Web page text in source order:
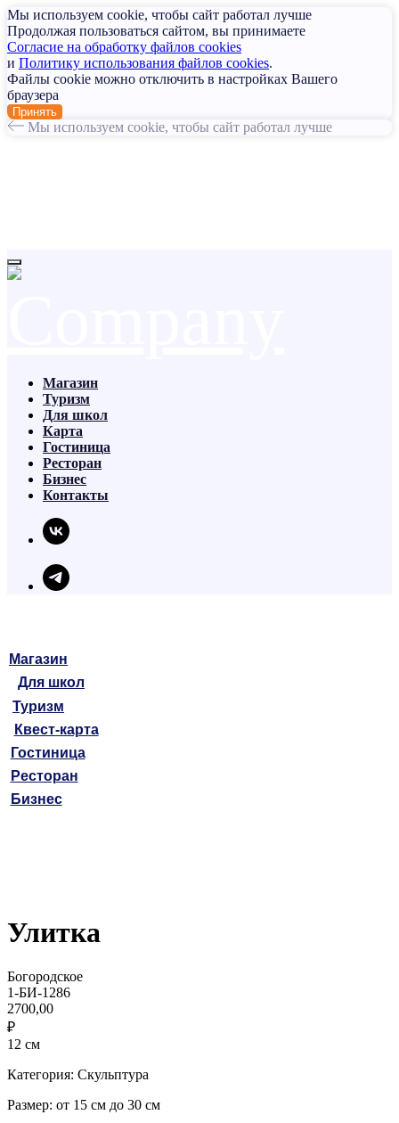
Мы используем cookie, чтобы сайт работал лучше
Продолжая пользоваться сайтом, вы принимаете
Согласие на обработку файлов cookies
и Политику использования файлов cookies.
Файлы cookie можно отключить в настройках Вашего
браузера
Принять
Мы используем cookie, чтобы сайт работал лучше
Магазин
Для школ
Туризм
Квест-карта
Гостиница
Ресторан
Бизнес
Магазин
Туризм
Для школ
Карта
Гостиница
Ресторан
Бизнес
Контакты
Улитка
Богородское
1-БИ-1286
2700,00
₽
12 см
Категория: Скульптура
Размер: от 15 см до 30 см